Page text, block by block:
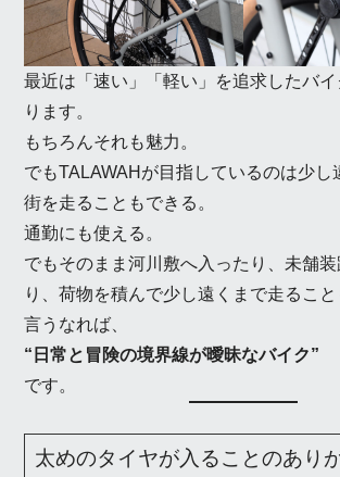
最近は「速い」「軽い」を追求したバ
ります。
もちろんそれも魅力。
でもTALAWAHが目指しているのは少し
街を走ることもできる。
通勤にも使える。
でもそのまま河川敷へ入ったり、未舗
り、荷物を積んで少し遠くまで走ること
言うなれば、
“日常と冒険の境界線が曖昧なバイク”
です。
太めのタイヤが入ることのあり